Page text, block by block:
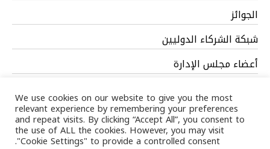
الجوائز
شبكة الشركاء الدوليين
أعضاء مجلس الإدارة
We use cookies on our website to give you the most
relevant experience by remembering your preferences
and repeat visits. By clicking “Accept All”, you consent to
the use of ALL the cookies. However, you may visit
"Cookie Settings" to provide a controlled consent.